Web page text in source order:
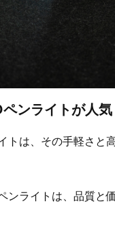
ンライトが人気
トは、その手軽さと
ンライトは、品質と